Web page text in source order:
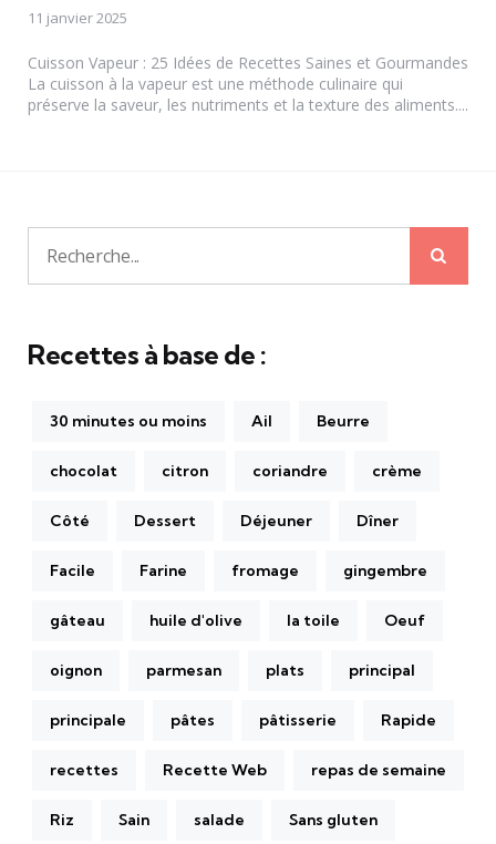
11 janvier 2025
Cuisson Vapeur : 25 Idées de Recettes Saines et Gourmandes
La cuisson à la vapeur est une méthode culinaire qui
préserve la saveur, les nutriments et la texture des aliments....
Recherche
pour:
Recettes à base de :
30 minutes ou moins Ail Beurre
chocolat citron coriandre crème
Côté Dessert Déjeuner Dîner
Facile Farine fromage gingembre
gâteau huile d'olive la toile Oeuf
oignon parmesan plats principal
principale pâtes pâtisserie Rapide
recettes Recette Web repas de semaine
Riz Sain salade Sans gluten